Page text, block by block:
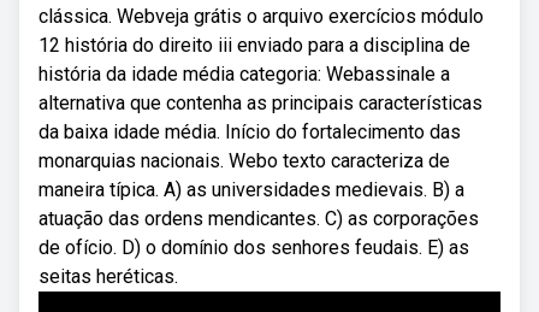
clássica. Webveja grátis o arquivo exercícios módulo
12 história do direito iii enviado para a disciplina de
história da idade média categoria: Webassinale a
alternativa que contenha as principais características
da baixa idade média. Início do fortalecimento das
monarquias nacionais. Webo texto caracteriza de
maneira típica. A) as universidades medievais. B) a
atuação das ordens mendicantes. C) as corporações
de ofício. D) o domínio dos senhores feudais. E) as
seitas heréticas.